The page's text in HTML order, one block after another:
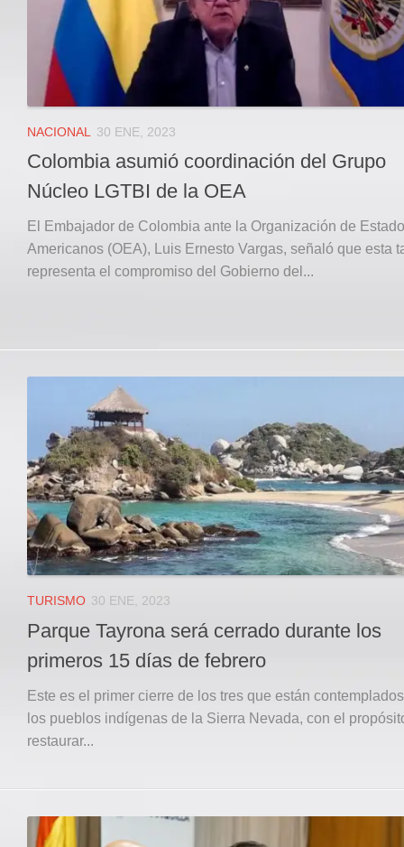
NACIONAL 30 ENE, 2023
Colombia asumió coordinación del Grupo
Núcleo LGTBI de la OEA
El Embajador de Colombia ante la Organización de
Americanos (OEA), Luis Ernesto Vargas, señaló que esta
representa el compromiso del Gobierno del...
TURISMO 30 ENE, 2023
Parque Tayrona será cerrado durante los
primeros 15 días de febrero
Este es el primer cierre de los tres que están
los pueblos indígenas de la Sierra Nevada, con el
restaurar...